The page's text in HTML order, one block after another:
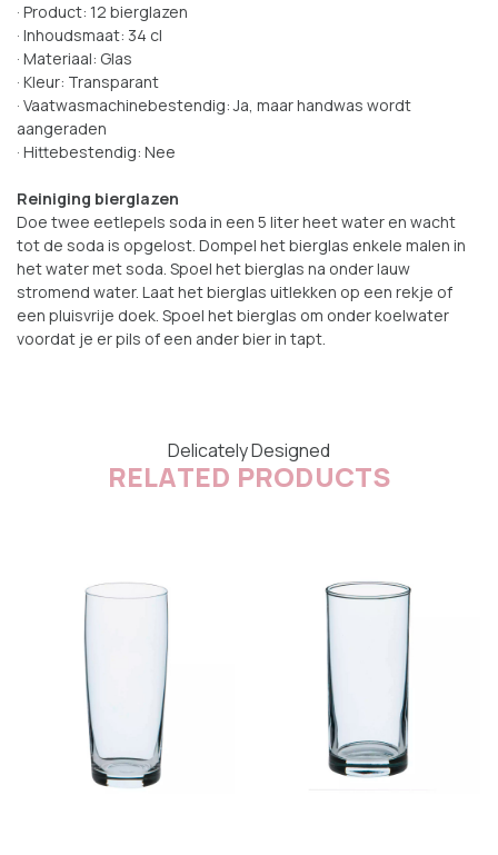
· Product: 12 bierglazen
· Inhoudsmaat: 34 cl
· Materiaal: Glas
· Kleur: Transparant
· Vaatwasmachinebestendig: Ja, maar handwas wordt
aangeraden
· Hittebestendig: Nee
Reiniging bierglazen
Doe twee eetlepels soda in een 5 liter heet water en wacht
tot de soda is opgelost. Dompel het bierglas enkele malen in
het water met soda. Spoel het bierglas na onder lauw
stromend water. Laat het bierglas uitlekken op een rekje of
een pluisvrije doek. Spoel het bierglas om onder koelwater
voordat je er pils of een ander bier in tapt.
Delicately Designed
RELATED PRODUCTS